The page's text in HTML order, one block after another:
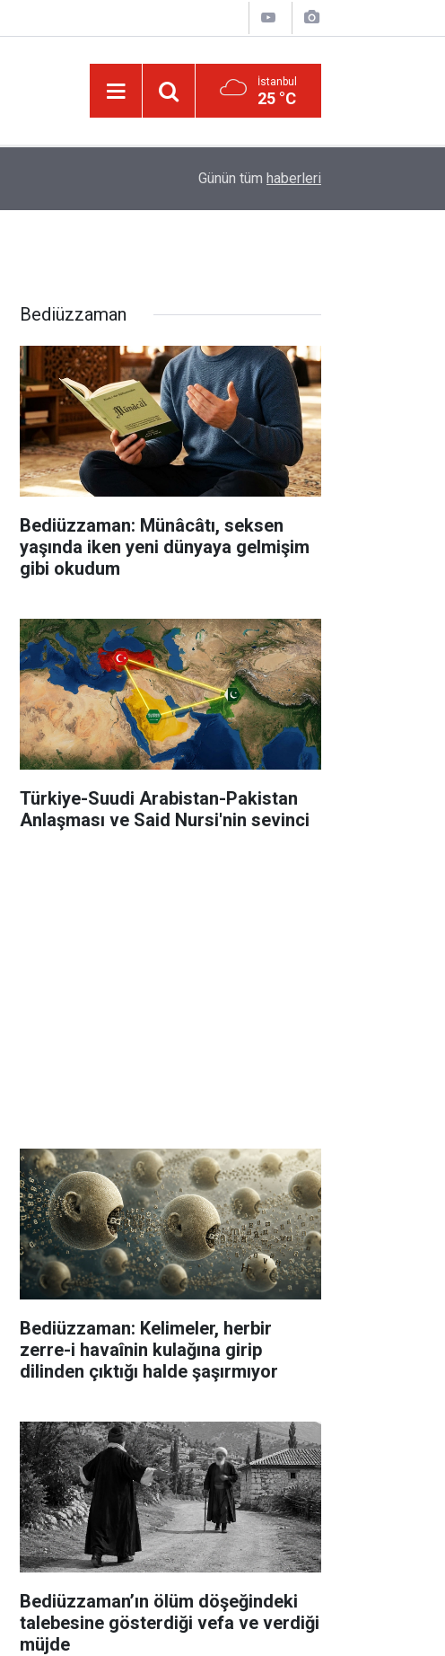
İstanbul
25 °C
Katil israil, Dr. Ebu Safiyye’yi işkence ile
Günün tüm haberleri
Bediüzzaman
Bediüzzaman: Münâcâtı, seksen
yaşında iken yeni dünyaya gelmişim
gibi okudum
Türkiye-Suudi Arabistan-Pakistan
Anlaşması ve Said Nursi'nin sevinci
Bediüzzaman: Kelimeler, herbir
zerre-i havaînin kulağına girip
dilinden çıktığı halde şaşırmıyor
Bediüzzaman’ın ölüm döşeğindeki
talebesine gösterdiği vefa ve verdiği
müjde